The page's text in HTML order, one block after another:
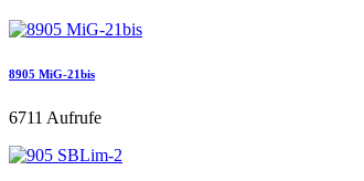
8905 MiG-21bis
6711 Aufrufe